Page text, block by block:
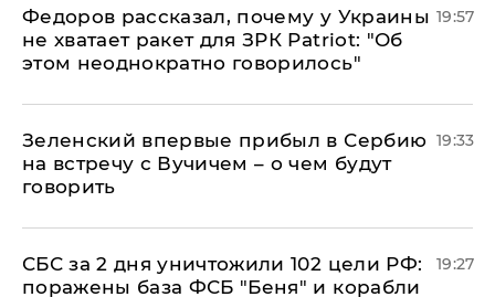
Федоров рассказал, почему у Украины
не хватает ракет для ЗРК Patriot: "Об
этом неоднократно говорилось"
19:57
Зеленский впервые прибыл в Сербию
на встречу с Вучичем – о чем будут
говорить
19:33
СБС за 2 дня уничтожили 102 цели РФ:
поражены база ФСБ "Беня" и корабли
19:27